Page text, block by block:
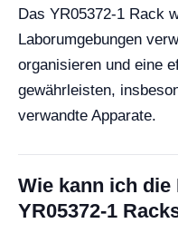
Das YR05372-1 Rack
Laborumgebungen
organisieren und eine
gewährleisten,
verwandte Apparate.
Wie kann ich
YR05372-1